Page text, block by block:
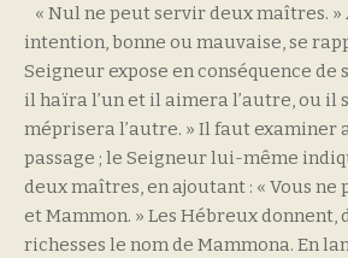
« Nul ne peut servir deux maîtres. »
intention, bonne ou mauvaise, se
Seigneur expose en conséquence de
il haïra l’un et il aimera l’autre, ou il
méprisera l’autre. » Il faut examiner
passage ; le Seigneur lui-même
deux maîtres, en ajoutant : « Vous ne
et Mammon. » Les Hébreux donnent,
richesses le nom de Mammona. En